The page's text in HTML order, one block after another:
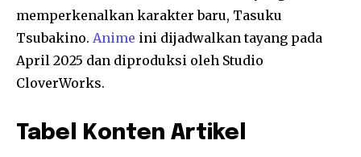
memperkenalkan karakter baru, Tasuku
Tsubakino. Anime ini dijadwalkan tayang pada
April 2025 dan diproduksi oleh Studio
CloverWorks.
Tabel Konten Artikel